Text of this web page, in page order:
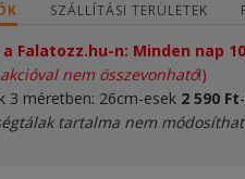
SZÁLLÍTÁSI TERÜLETEK
a Falatozz.hu-n: Minden nap
nem összevonható!)
3 méretben: 26cm-esek 2 590 Ft
tartalma nem